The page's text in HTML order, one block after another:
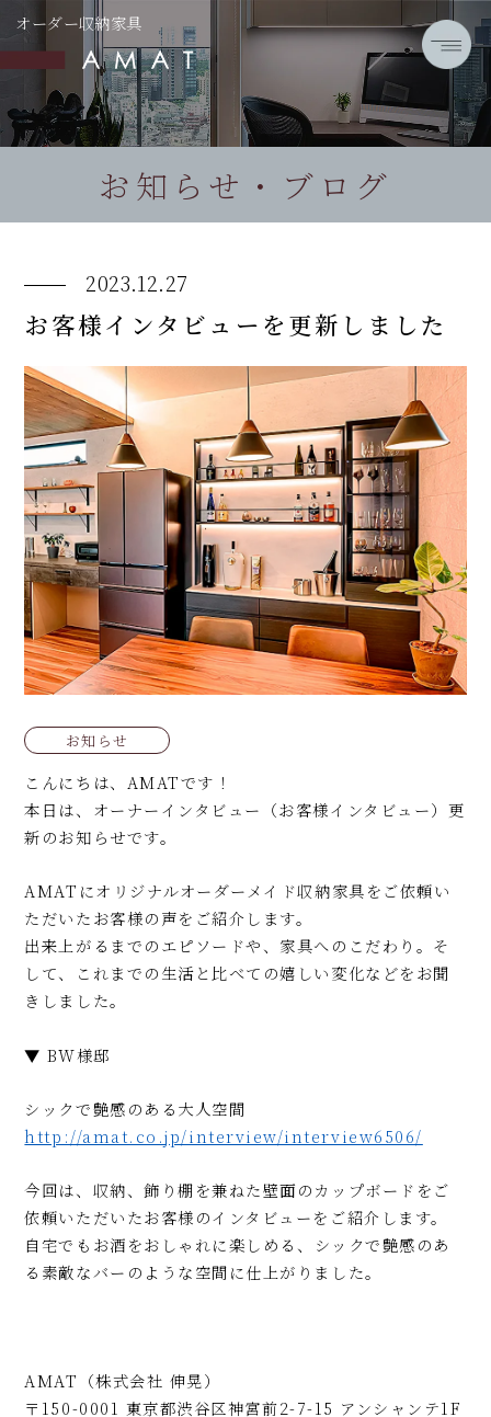
オーダー収納家具
お知らせ・ブログ
2023.12.27
お客様インタビューを更新しました
お知らせ
こんにちは、AMATです！
本日は、オーナーインタビュー（お客様インタビュー）更
新のお知らせです。
AMATにオリジナルオーダーメイド収納家具をご依頼い
ただいたお客様の声をご紹介します。
出来上がるまでのエピソードや、家具へのこだわり。そ
して、これまでの生活と比べての嬉しい変化などをお聞
きしました。
▼ BW様邸
シックで艶感のある大人空間
http://amat.co.jp/interview/interview6506/
今回は、 収納、飾り棚を兼ねた壁面のカップボード をご
依頼いただいたお客様のインタビューをご紹介します。
自宅でもお酒をおしゃれに楽しめる 、
シックで艶感のあ
る素敵なバーのような空間に仕上がりました。
AMAT（株式会社 伸晃）
〒150-0001 東京都渋谷区神宮前2-7-15 アンシャンテ1F